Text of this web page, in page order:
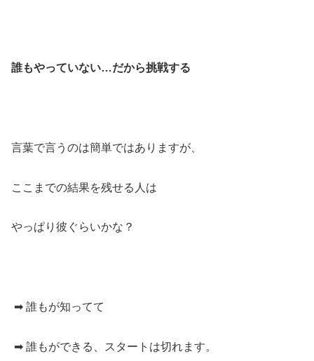
誰もやっていない…だから挑戦する
言葉で言うのは簡単ではありますが、
ここまでの結果を残せる人は
やっぱり彼ぐらいかな？
➡ 誰もが知ってて
➡ 誰もができる、スタートは切れます。